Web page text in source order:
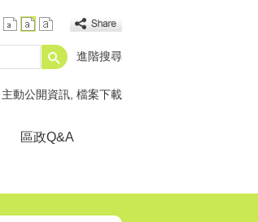
搜
進階搜尋
主動公開資訊 檔案下載
區政Q&A